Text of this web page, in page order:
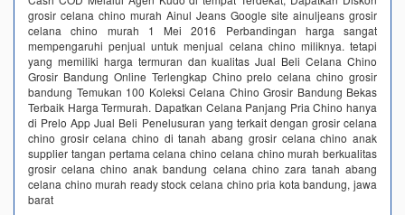
grosir celana chino murah Ainul Jeans Google site ainuljeans grosir
celana chino murah 1 Mei 2016 Perbandingan harga sangat
mempengaruhi penjual untuk menjual celana chino miliknya. tetapi
yang memiliki harga termuran dan kualitas Jual Beli Celana Chino
Grosir Bandung Online Terlengkap Chino prelo celana chino grosir
bandung Temukan 100 Koleksi Celana Chino Grosir Bandung Bekas
Terbaik Harga Termurah. Dapatkan Celana Panjang Pria Chino hanya
di Prelo App Jual Beli Penelusuran yang terkait dengan grosir celana
chino grosir celana chino di tanah abang grosir celana chino anak
supplier tangan pertama celana chino celana chino murah berkualitas
grosir celana chino anak bandung celana chino zara tanah abang
celana chino murah ready stock celana chino pria kota bandung, jawa
barat